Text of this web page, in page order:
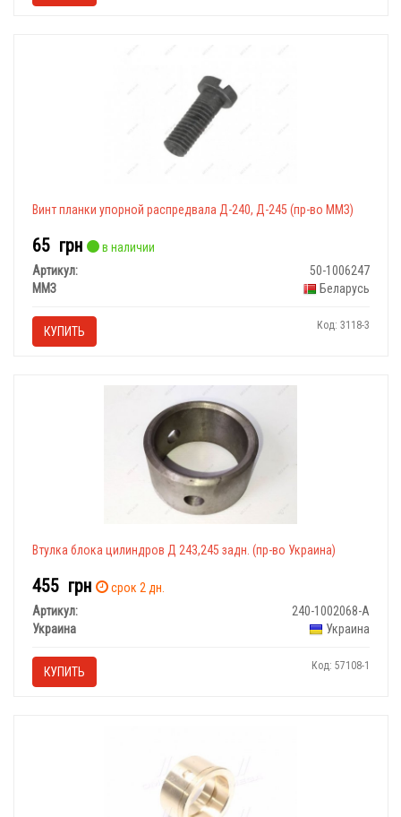
Винт планки упорной распредвала Д-240, Д-245 (пр-во ММЗ)
65 грн
в наличии
Артикул:
50-1006247
ММЗ
Беларусь
КУПИТЬ Код: 3118-3
Втулка блока цилиндров Д 243,245 задн. (пр-во Украина)
455 грн
срок 2 дн.
Артикул:
240-1002068-А
Украина
Украина
КУПИТЬ Код: 57108-1